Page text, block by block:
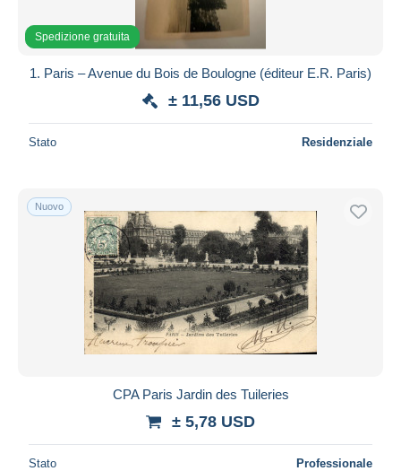
Spedizione gratuita
1. Paris – Avenue du Bois de Boulogne (éditeur E.R. Paris)
± 11,56 USD
Stato Residenziale
Nuovo
CPA Paris Jardin des Tuileries
± 5,78 USD
Stato Professionale